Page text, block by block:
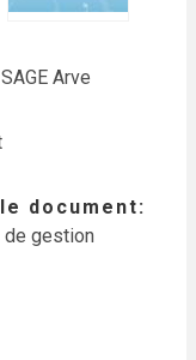
Arve
document
gestion